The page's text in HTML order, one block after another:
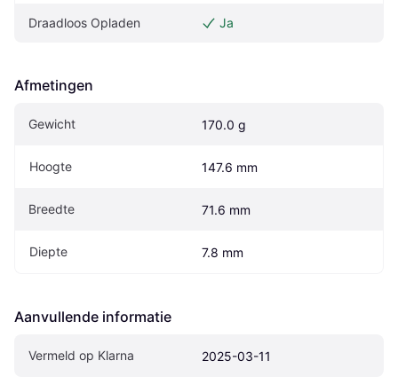
Draadloos Opladen Ja
Afmetingen
Gewicht 170.0 g
Hoogte 147.6 mm
Breedte 71.6 mm
Diepte 7.8 mm
Aanvullende informatie
Vermeld op Klarna 2025-03-11